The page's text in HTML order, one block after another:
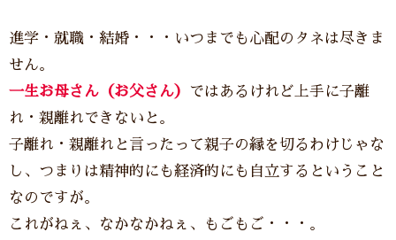
進学・就職・結婚・・・いつまでも心配のタネは尽きま
せん。
一生お母さん（お父さん）
ではあるけれど上手に子離
れ・親離れできないと。
子離れ・親離れと言ったって親子の縁を切るわけじゃな
し、つまりは精神的にも経済的にも自立するということ
なのですが。
これがねぇ、なかなかねぇ、もごもご・・・。